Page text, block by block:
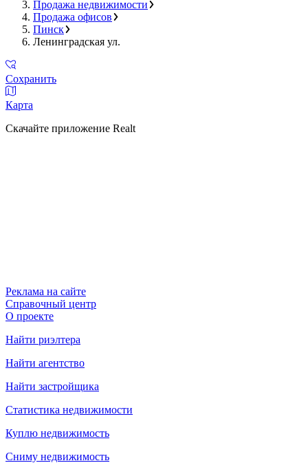
Продажа недвижимости
Продажа офисов
Пинск
Ленинградская ул.
Сохранить
Карта
Скачайте приложение Realt
Реклама на сайте
Справочный центр
О проекте
Найти риэлтера
Найти агентство
Найти застройщика
Статистика недвижимости
Куплю недвижимость
Сниму недвижимость